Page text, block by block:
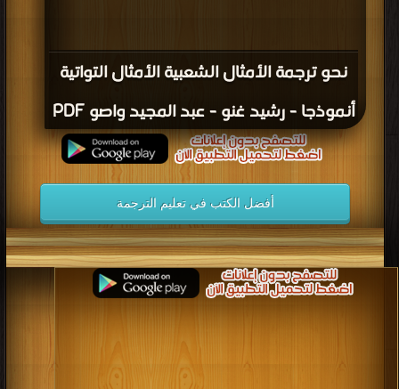
نحو ترجمة الأمثال الشعبية الأمثال التواتية
أنموذجا - رشيد غنو - عبد المجيد واصو PDF
أفضل الكتب في تعليم الترجمة